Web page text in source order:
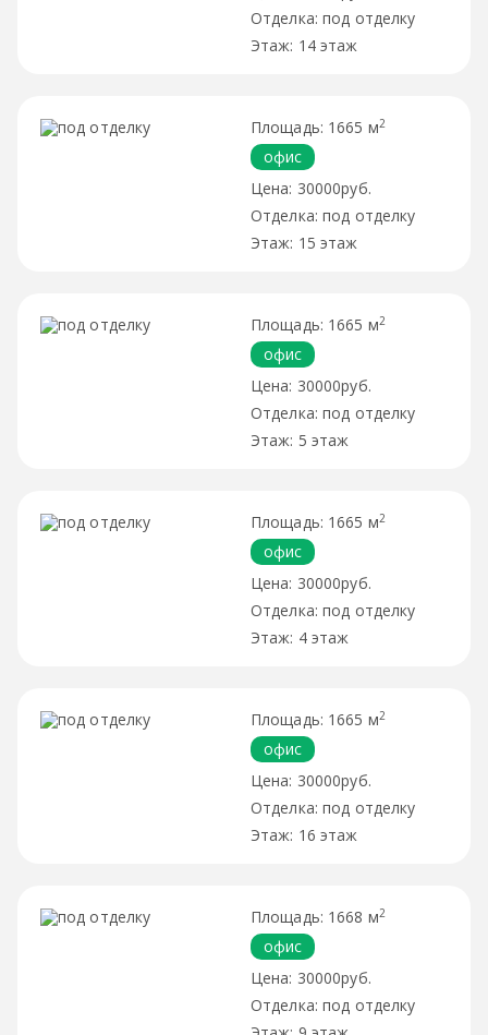
под отделку
14 этаж
1665 м2
офис
30000руб.
под отделку
15 этаж
1665 м2
офис
30000руб.
под отделку
5 этаж
1665 м2
офис
30000руб.
под отделку
4 этаж
1665 м2
офис
30000руб.
под отделку
16 этаж
1668 м2
офис
30000руб.
под отделку